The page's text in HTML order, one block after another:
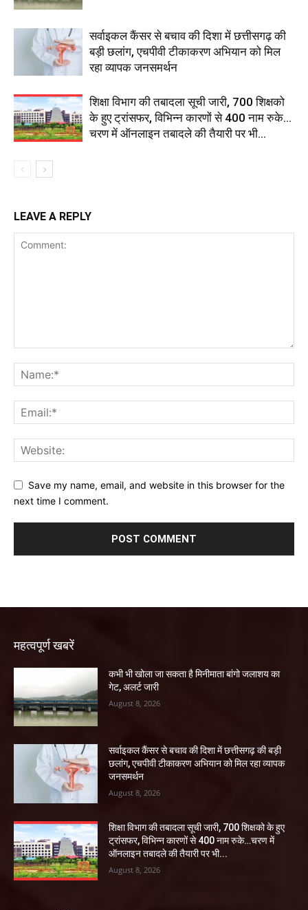
सर्वाइकल कैंसर से बचाव की दिशा में छत्तीसगढ़ की
बड़ी छलांग, एचपीवी टीकाकरण अभियान को मिल
रहा व्यापक जनसमर्थन
शिक्षा विभाग की तबादला सूची जारी, 700 शिक्षको
के हुए ट्रांसफर, विभिन्न कारणों से 400 नाम रुके…
चरण में ऑनलाइन तबादले की तैयारी पर भी...
LEAVE A REPLY
Save my name, email, and website in this browser for the
next time I comment.
महत्वपूर्ण खबरें
कभी भी खोला जा सकता है मिनीमाता बांगो जलाशय का
गेट, अलर्ट जारी
August 8, 2026
सर्वाइकल कैंसर से बचाव की दिशा में छत्तीसगढ़ की बड़ी
छलांग, एचपीवी टीकाकरण अभियान को मिल रहा व्यापक
जनसमर्थन
August 8, 2026
शिक्षा विभाग की तबादला सूची जारी, 700 शिक्षको के हुए
ट्रांसफर, विभिन्न कारणों से 400 नाम रुके…चरण में
ऑनलाइन तबादले की तैयारी पर भी...
August 8, 2026